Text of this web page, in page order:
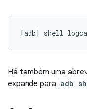
Há também uma
expande para adb